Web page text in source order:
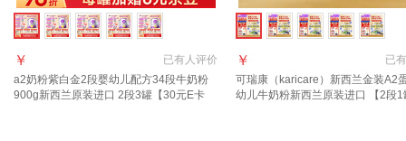
已有人评价
￥
a2奶粉紫白金2段婴幼儿配方34段牛奶粉
900g新西兰原装进口 2段3罐【30元E卡
已有
￥
可瑞康（karicare）新西兰金装A2
幼儿牛奶粉新西兰原装进口 【2段1